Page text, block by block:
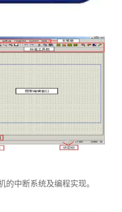
的中断系统及编程实现。